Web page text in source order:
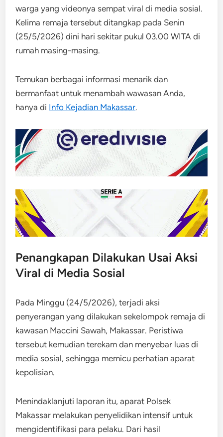
warga yang videonya sempat viral di media sosial.
Kelima remaja tersebut ditangkap pada Senin
(25/5/2026) dini hari sekitar pukul 03.00 WITA di
rumah masing-masing.
Temukan berbagai informasi menarik dan
bermanfaat untuk menambah wawasan Anda,
hanya di Info Kejadian Makassar.
Penangkapan Dilakukan Usai Aksi
Viral di Media Sosial
Pada Minggu (24/5/2026), terjadi aksi
penyerangan yang dilakukan sekelompok remaja di
kawasan Maccini Sawah, Makassar. Peristiwa
tersebut kemudian terekam dan menyebar luas di
media sosial, sehingga memicu perhatian aparat
kepolisian.
Menindaklanjuti laporan itu, aparat Polsek
Makassar melakukan penyelidikan intensif untuk
mengidentifikasi para pelaku. Dari hasil